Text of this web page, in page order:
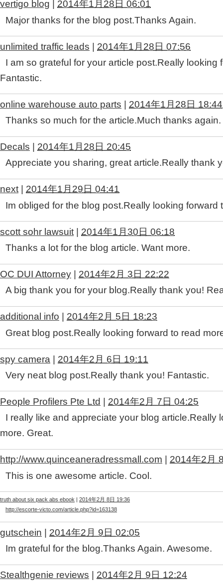
vertigo blog
2014年1月28日 06:01
Major thanks for the blog post.Thanks Again.
unlimited traffic leads | 2014年1月28日 07:56
I am so grateful for your article post.Really looking
Fantastic.
online warehouse auto parts | 2014年1月28日 18:44
Thanks so much for the article.Much thanks
Decals
2014年1月28日 20:45
Appreciate you sharing, great article.Really thank
next
2014年1月29日 04:41
Im obliged for the blog post.Really looking forward
scott sohr lawsuit | 2014年1月30日 06:18
Thanks a lot for the blog article. Want more.
OC DUI Attorney
2014年2月 3日 22:22
A big thank you for your blog.Really thank you!
additional info
2014年2月 5日 18:23
Great blog post.Really looking forward to read
spy camera | 2014年2月 6日 19:11
Very neat blog post.Really thank you! Fantastic.
People Profilers Pte Ltd
2014年2月 7日 04:25
I really like and appreciate your blog article.Really
more. Great.
http://www.quinceaneradressmall.com
2014年2月
This is one awesome article. Cool.
truth about six pack abs ebook | 2014年2月 8日 19:36
http://escorte-victo.com/article.php?id=163138
gutschein | 2014年2月 9日 02:05
Im grateful for the blog.Thanks Again. Awesome.
Stealthgenie reviews
2014年2月 9日 12:24